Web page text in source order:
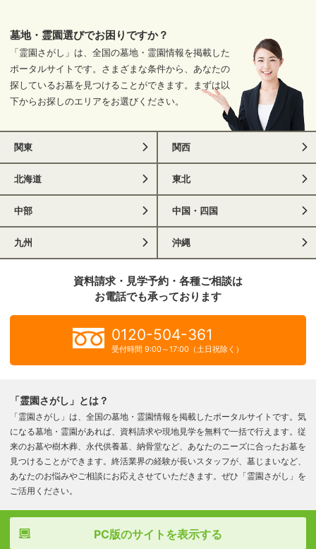
墓地・霊園選びでお困りですか？
「霊園さがし」は、全国の墓地・霊園情報を掲載した
ポータルサイトです。さまざまな条件から、あなたの
探しているお墓を見つけることができます。まずは以
下からお探しのエリアをお選びください。
関東 関西
北海道 東北
中部 中国・四国
九州 沖縄
資料請求・見学予約・各種ご相談は
お電話でも承っております
0120-504-361
受付時間 9:00～17:00（土日祝除く）
「霊園さがし」とは？
「霊園さがし」は、全国の墓地・霊園情報を掲載したポータルサイトです。気
になる墓地・霊園があれば、資料請求や現地見学を無料で一括で行えます。従
来のお墓や樹木葬、永代供養墓、納骨堂など、あなたのニーズに合ったお墓を
見つけることができます。終活業界の経験が長いスタッフが、墓じまいなど、
あなたのお悩みやご相談にお応えさせていただきます。ぜひ「霊園さがし」を
ご活用ください。
PC版のサイトを表示する